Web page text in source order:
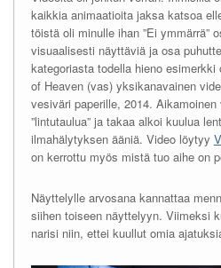
kaikkia animaatioita jaksa katsoa
töistä oli minulle ihan ”Ei ymmärrä”
visuaalisesti näyttäviä ja osa
kategoriasta todella hieno
of Heaven (vas) yksikanavainen
vesiväri paperille, 2014.
”lintutaulua” ja takaa alkoi kuulua
ilmahälytyksen ääniä. Video löytyy
on kerrottu myös mistä tuo aihe on
Näyttelylle arvosana kannattaa
siihen toiseen näyttelyyn. Viimeksi
narisi niin, ettei kuullut omia